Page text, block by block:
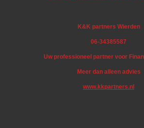
K&K partners Wierden
06-34385587
Uw professioneel partner voor
Meer dan alleen advies
www.kkpartners.nl